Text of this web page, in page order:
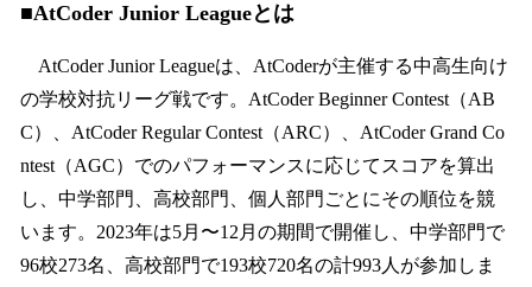
■AtCoder Junior Leagueとは
AtCoder Junior Leagueは、AtCoderが主催する中高生向け
の学校対抗リーグ戦です。AtCoder Beginner Contest（AB
C）、AtCoder Regular Contest（ARC）、AtCoder Grand Co
ntest（AGC）でのパフォーマンスに応じてスコアを算出
し、中学部門、高校部門、個人部門ごとにその順位を競
います。2023年は5月〜12月の期間で開催し、中学部門で
96校273名、高校部門で193校720名の計993人が参加しま